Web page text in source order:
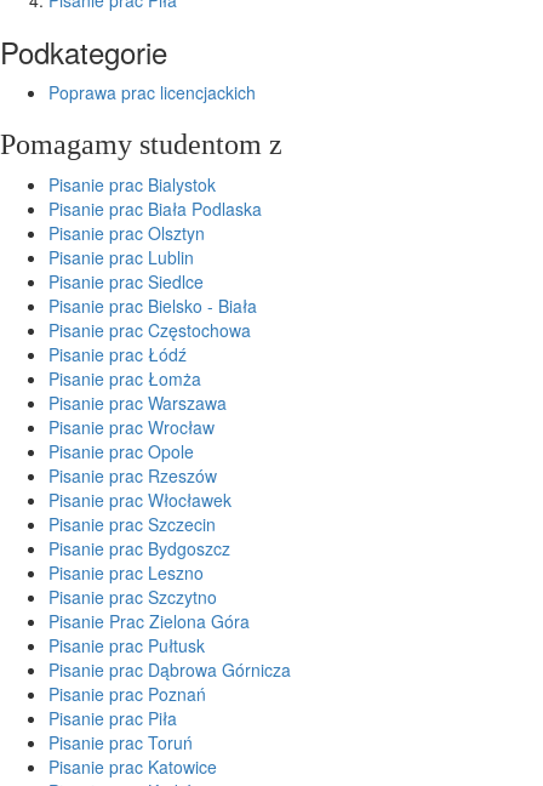
Podkategorie
Poprawa prac licencjackich
Pomagamy studentom z
Pisanie prac Bialystok
Pisanie prac Biała Podlaska
Pisanie prac Olsztyn
Pisanie prac Lublin
Pisanie prac Siedlce
Pisanie prac Bielsko - Biała
Pisanie prac Częstochowa
Pisanie prac Łódź
Pisanie prac Łomża
Pisanie prac Warszawa
Pisanie prac Wrocław
Pisanie prac Opole
Pisanie prac Rzeszów
Pisanie prac Włocławek
Pisanie prac Szczecin
Pisanie prac Bydgoszcz
Pisanie prac Leszno
Pisanie prac Szczytno
Pisanie Prac Zielona Góra
Pisanie prac Pułtusk
Pisanie prac Dąbrowa Górnicza
Pisanie prac Poznań
Pisanie prac Piła
Pisanie prac Toruń
Pisanie prac Katowice